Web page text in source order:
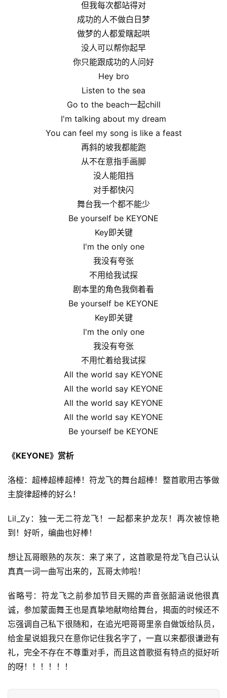
首
页
好
词
好
句
经
典
歌
词
但我每次都站得对
成功的人不做白日梦
做梦的人都爱瞎起哄
没人可以帮你起早
你只能跟成功的人问好
Hey bro
Listen to the sea
Go to the beach一起chill
I'm talking about my dream
You can feel my song is like a feast
再斜的坡我都能跑
从不在意指手画脚
没人能阻挡
对手都快闪
舞台我一个都不能少
Be yourself be KEYONE
Key即关键
I'm the only one
我没有夸张
不用给我试探
剧本里的角色我倒着看
Be yourself be KEYONE
Key即关键
I'm the only one
我没有夸张
不用忙着给我试探
All the world say KEYONE
All the world say KEYONE
All the world say KEYONE
All the world say KEYONE
Be yourself be KEYONE
《KEYONE》赏析
洛桠：超棒超棒超棒！符龙飞的舞台超棒！整首歌用古筝做
主旋律超棒的好么！
Lil_Zy：独一无二符龙飞！一起都来护龙灰！再次被惊艳
到！好听，编曲也好棒！
想让瓦哥眼熟的灰灰：来了来了，这首歌是符龙飞自己认认
真真一词一曲写出来的，瓦哥太帅啦！
省略号：符龙飞之前参加节目天赐的声音张韶涵说他很真
诚，参加蒙面舞王也是真挚地献吻给舞台，揭面的时候还不
忘强调自己私下很随和，在追光吧哥哥里亲自做饭给队员，
给金星说姐我只在意你记住我名字了，一直以来都很谦逊有
礼，完全不存在不尊重对手，而且这首歌挺有特点的挺好听
的呀！！！！！！